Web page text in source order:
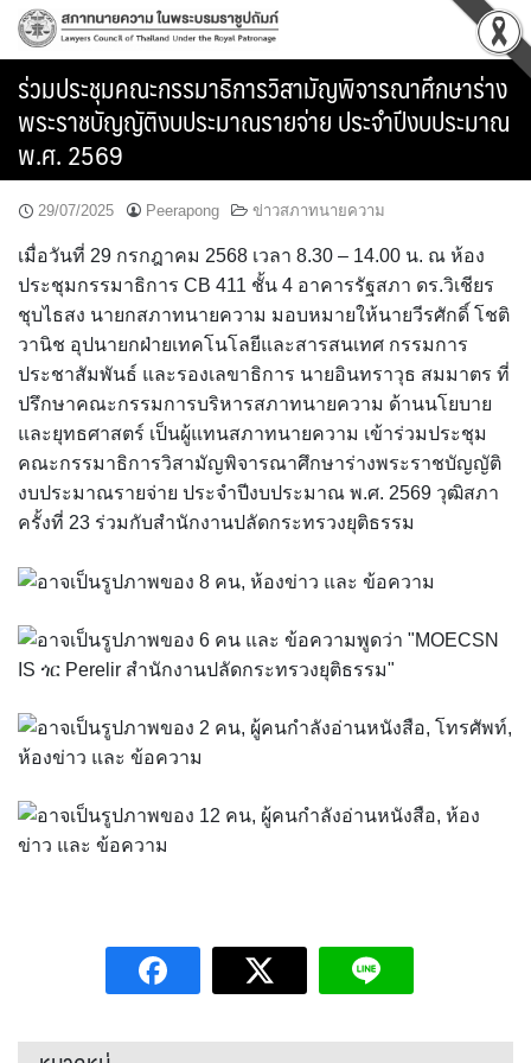
Skip
content
ร่วมประชุมคณะกรรมาธิการวิสามัญพิจารณาศึกษาร่าง
พระราชบัญญัติงบประมาณรายจ่าย ประจำปีงบประมาณ
พ.ศ. 2569
29/07/2025 Peerapong ข่าวสภาทนายความ
เมื่อวันที่ 29 กรกฎาคม 2568 เวลา 8.30 – 14.00 น. ณ ห้อง
ประชุมกรรมาธิการ CB 411 ชั้น 4 อาคารรัฐสภา ดร.วิเชียร
ชุบไธสง นายกสภาทนายความ มอบหมายให้นายวีรศักดิ์ โชติ
วานิช อุปนายกฝ่ายเทคโนโลยีและสารสนเทศ กรรมการ
ประชาสัมพันธ์ และรองเลขาธิการ นายอินทราวุธ สมมาตร ที่
ปรึกษาคณะกรรมการบริหารสภาทนายความ ด้านนโยบาย
และยุทธศาสตร์ เป็นผู้แทนสภาทนายความ เข้าร่วมประชุม
คณะกรรมาธิการวิสามัญพิจารณาศึกษาร่างพระราชบัญญัติ
งบประมาณรายจ่าย ประจำปีงบประมาณ พ.ศ. 2569 วุฒิสภา
ครั้งที่ 23 ร่วมกับสำนักงานปลัดกระทรวงยุติธรรม